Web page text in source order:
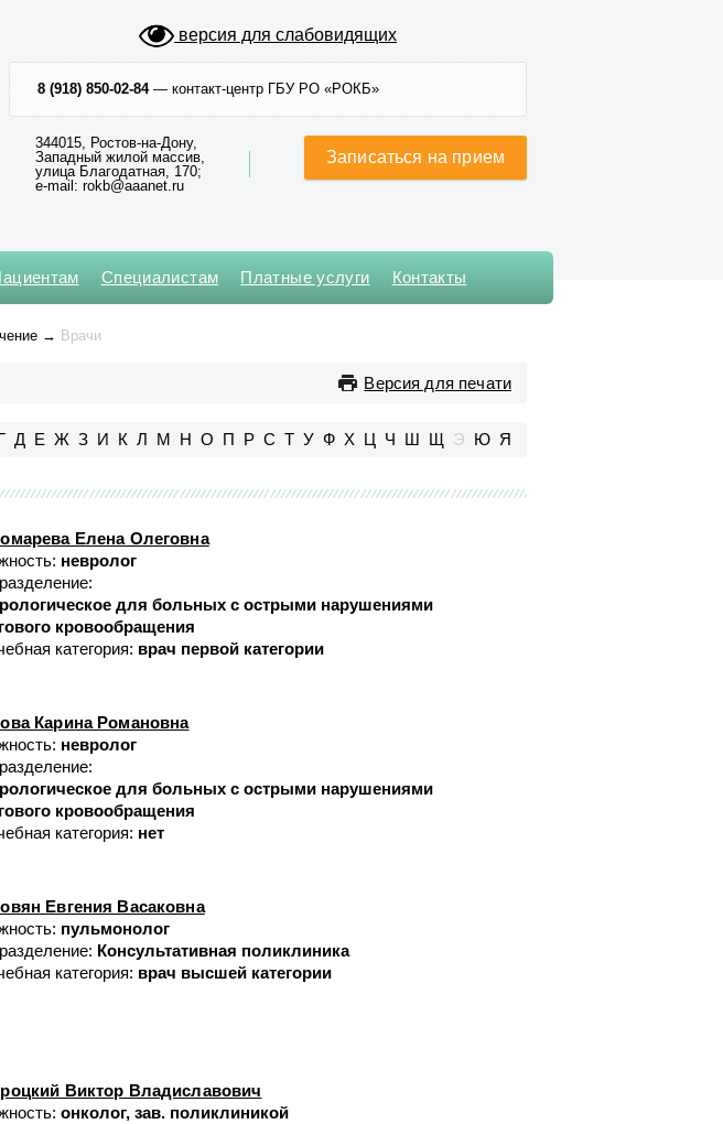
версия для слабовидящих
8 (918) 850-02-84— контакт-центр ГБУ РО «РОКБ»
344015, Ростов-на-Дону,
Западный жилой массив,
улица Благодатная, 170;
e-mail: rokb@aaanet.ru
Записаться на прием
Противоопухолевой
Пульмонологическое
Радионуклидной диагностики
Рентгенодиагностическое (с
кабинетами КТ, МРТ)
лечения № 1
Рентгенохирургических
методов диагностики и
лечения № 2
Травматологии и ортопедии
Ультразвуковой диагностики
Физиотерапевтическое
Функциональной диагностики
электрокардиостимуляции
Хирургическое № 3
помощи
Специалистам Платные услуги Контакты
→ Врачи
Версия для печати
Д Е Ж З И К Л М Н О П Р С Т У Ф Х Ц Ч Ш Щ Э Ю Я
Елена Олеговна
невролог
для больных с острыми нарушениями
кровообращения
категория: врач первой категории
Карина Романовна
невролог
для больных с острыми нарушениями
кровообращения
категория: нет
Евгения Васаковна
пульмонолог
Консультативная поликлиника
категория: врач высшей категории
Виктор Владиславович
онколог, зав. поликлиникой